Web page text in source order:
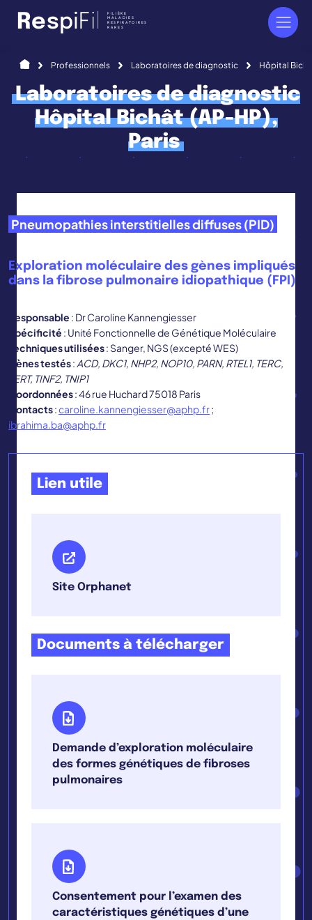
RespiFi FILIÈRE
MALADIES
RESPIRATOIRES
RARES
AccueilProfessionnels Laboratoires de diagnostic Hôpital
Laboratoires de diagnostic
Hôpital Bichât (AP-HP),
Paris
Pneumopathies interstitielles diffuses (PID)
Exploration moléculaire des gènes impliqués
dans la fibrose pulmonaire idiopathique (FPI)
Responsable : Dr Caroline Kannengiesser
Spécificité : Unité Fonctionnelle de Génétique Moléculaire
Techniques utilisées: Sanger, NGS (excepté WES)
Gènes testés: ACD, DKC1, NHP2, NOP10, PARN, RTEL1, TERC,
TERT, TINF2, TNIP1
Coordonnées: 46 rue Huchard 75018 Paris
Contacts:caroline.kannengiesser@aphp.fr;
ibrahima.ba@aphp.fr
Lien utile
Site Orphanet
Documents à télécharger
Demande d’exploration moléculaire
des formes génétiques de fibroses
pulmonaires
Consentement pour l’examen des
caractéristiques génétiques d’une